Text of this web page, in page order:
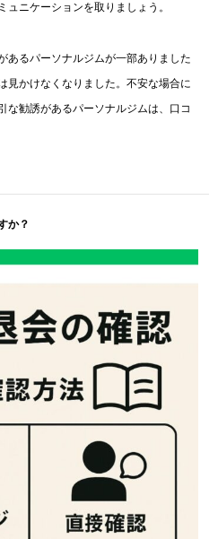
ニケーションを取りましょう。
あるパーソナルジムが一部ありました
見かけなくなりました。不安な場合に
な勧誘があるパーソナルジムは、口コ
か？